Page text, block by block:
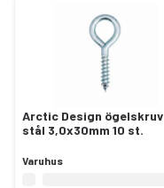
Arctic Design ögelskruv
stål 3,0x30mm 10 st.
Varuhus